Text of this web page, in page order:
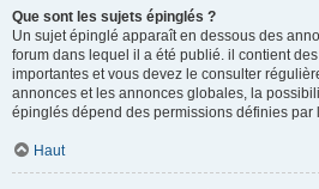
Que sont les sujets épinglés ?
Un sujet épinglé apparaît en dessous des
forum dans lequel il a été publié. il contient
importantes et vous devez le consulter
annonces et les annonces globales, la
épinglés dépend des permissions définies par
Haut